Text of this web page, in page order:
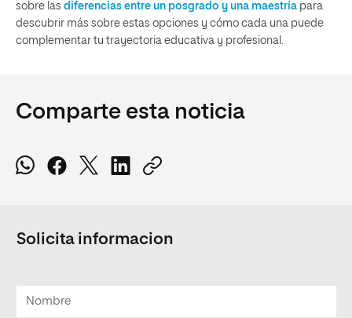
sobre las diferencias entre un posgrado y una maestría para
descubrir más sobre estas opciones y cómo cada una puede
complementar tu trayectoria educativa y profesional.
Comparte esta noticia
Solicita informacion